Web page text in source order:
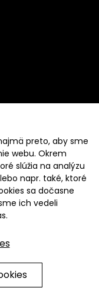
poradenstvo. Činnosť
používania cookies
preto, aby sme
webu. Okrem
slúžia na analýzu
napr. také, ktoré
sa dočasne
ich vedeli